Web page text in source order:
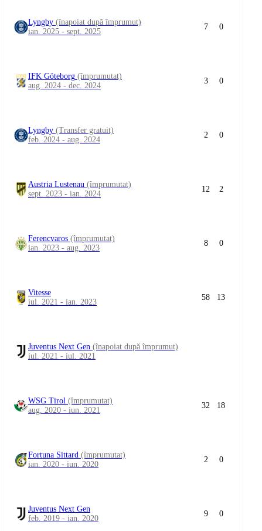
Lyngby (înapoiat după împrumut)
ian. 2025 - sept. 2025
7 0
IFK Göteborg (împrumutat)
aug. 2024 - dec. 2024
3 0
Lyngby (Transfer gratuit)
feb. 2024 - aug. 2024
2 0
Austria Lustenau (împrumutat)
sept. 2023 - ian. 2024
12 2
Ferencvaros (împrumutat)
ian. 2023 - aug. 2023
8 0
Vitesse
iul. 2021 - ian. 2023
58 13
Juventus Next Gen (înapoiat după împrumut)
iul. 2021 - iul. 2021
WSG Tirol (împrumutat)
aug. 2020 - iun. 2021
32 18
Fortuna Sittard (împrumutat)
ian. 2020 - iun. 2020
2 0
Juventus Next Gen
feb. 2019 - ian. 2020
9 0